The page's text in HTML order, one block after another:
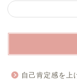
自己肯定感を上